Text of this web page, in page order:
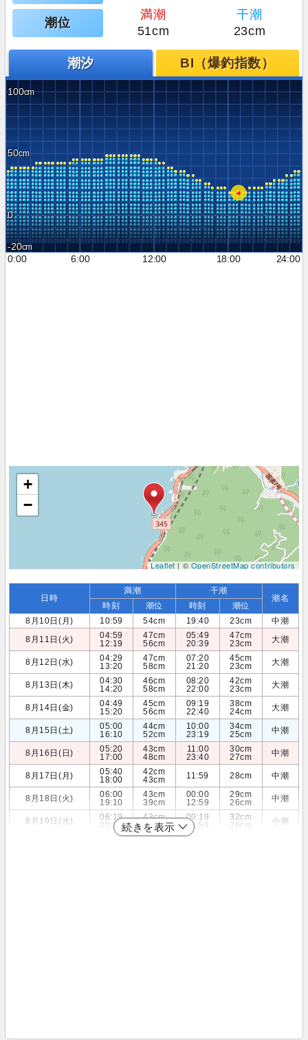
潮位
満潮
干潮
51cm
23cm
潮汐 BI（爆釣指数）
100
50
0
-20
0:00
6:00 12:00 18:00 24:00
+
−
Leaflet| ©OpenStreetMap contributors
日時
満潮 干潮
潮名
時刻 潮位 時刻
潮位
8月10日(月)
10:59 54cm 19:40 23cm
中潮
8月11日(火)
04:59
12:19
47cm
56cm
05:49
20:39
47cm
23cm
大潮
8月12日(水)
04:29
13:20
47cm
58cm
07:20
21:20
45cm
23cm
大潮
8月13日(木)
04:30
14:20
46cm
58cm
08:20
22:00
42cm
23cm
大潮
8月14日(金)
04:49
15:20
45cm
56cm
09:19
22:40
38cm
24cm
大潮
8月15日(土)
05:00
16:10
44cm
52cm
10:00
23:19
34cm
25cm
中潮
8月16日(日)
05:20
17:00
43cm
48cm
11:00
23:40
30cm
27cm
中潮
8月17日(月)
05:40
18:00
42cm
43cm
11:59 28cm 中潮
8月18日(火)
06:00
19:10
43cm
39cm
00:00
12:59
29cm
26cm
中潮
8月19日(水)
06:19
20:59
43cm
36cm
00:19
13:59
32cm
26cm
小潮
続きを表示